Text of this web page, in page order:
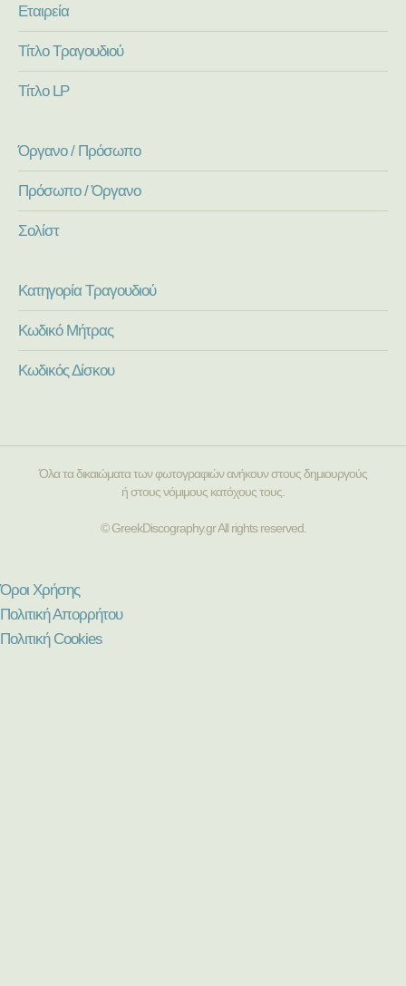
Εταιρεία
Τίτλο Τραγουδιού
Τίτλο LP
Όργανο / Πρόσωπο
Πρόσωπο / Όργανο
Σολίστ
Κατηγορία Τραγουδιού
Κωδικό Μήτρας
Κωδικός Δίσκου
Όλα τα δικαιώματα των φωτογραφιών ανήκουν στους δημιουργούς
ή στους νόμιμους κατόχους τους.
© GreekDiscography.gr All rights reserved.
Όροι Χρήσης
Πολιτική Απορρήτου
Πολιτική Cookies